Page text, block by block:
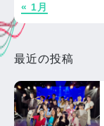
« 1月
最近の投稿